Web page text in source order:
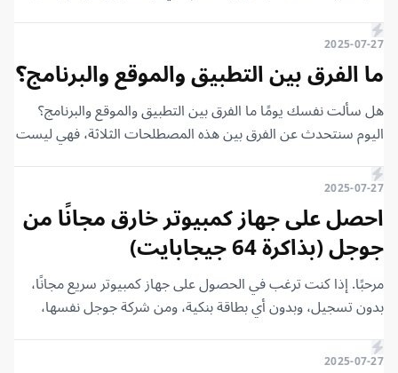
شخصية واحدة غامضة ومريبة، لا أحد يعرف هويتها، لكنها سيطرت
2025-07-27
ما الفرق بين التطبيق والموقع والبرنامج؟
هل سألت نفسك يومًا ما الفرق بين التطبيق والموقع والبرنامج؟
اليوم سنتحدث عن الفرق بين هذه المصطلحات الثلاثة، فهي ليست
هناك أي تعقيد، لذا لا تقلق من أي شيء.
2025-07-27
احصل على جهاز كمبيوتر خارق مجانًا من
جوجل (بذاكرة 64 جيجابايت)
مرحبًا. إذا كنت ترغب في الحصول على جهاز كمبيوتر سريع مجانًا،
بدون تسجيل، وبدون أي بطاقة بنكية، ومن شركة جوجل نفسها،
تشاء.
2025-07-27